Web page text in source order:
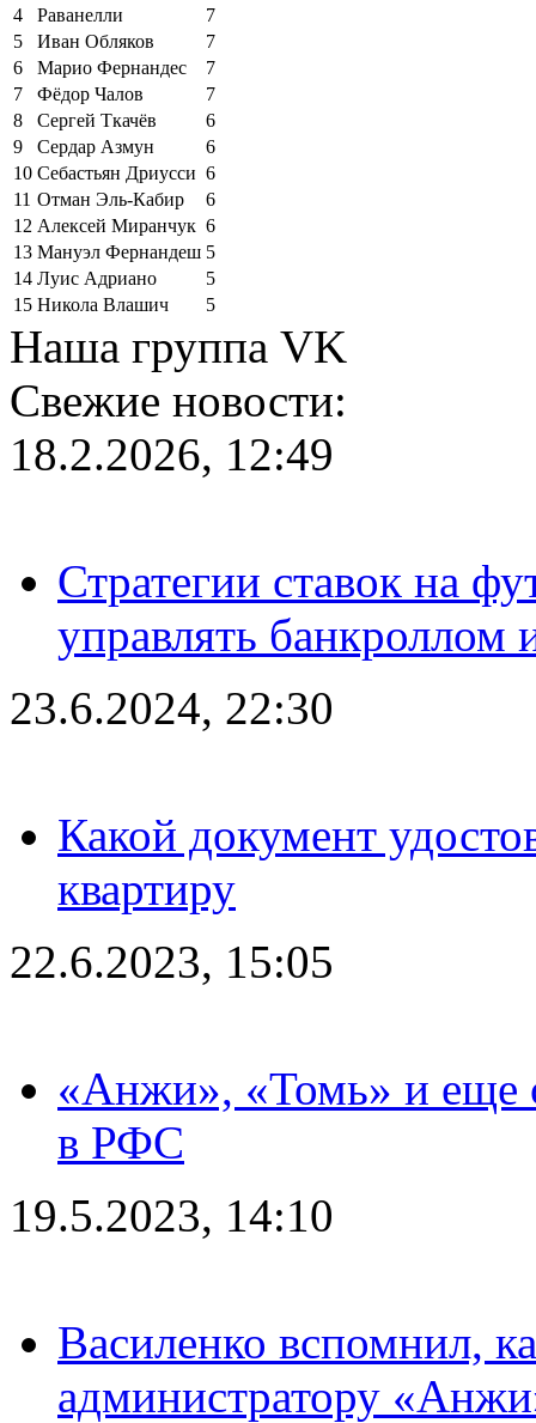
4
Раванелли
7
5
Иван Обляков
7
6
Марио Фернандес
7
7
Фёдор Чалов
7
8
Сергей Ткачёв
6
9
Сердар Азмун
6
10 Себастьян Дриусси 6
11 Отман Эль-Кабир
6
12 Алексей Миранчук 6
13 Мануэл Фернандеш 5
14 Луис Адриано
5
15 Никола Влашич 5
Наша группа VK
Свежие новости:
18.2.2026, 12:49
Стратегии ставок на
управлять банкроллом
23.6.2024, 22:30
Какой документ
квартиру
22.6.2023, 15:05
«Анжи», «Томь» и еще
в РФС
19.5.2023, 14:10
Василенко вспомнил,
администратору